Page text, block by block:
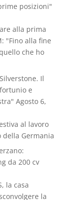
posizioni"
alla prima
"Fino alla fine
che ho
Il
e
Agosto 6,
al lavoro
Germania
da 200 cv
la casa
la